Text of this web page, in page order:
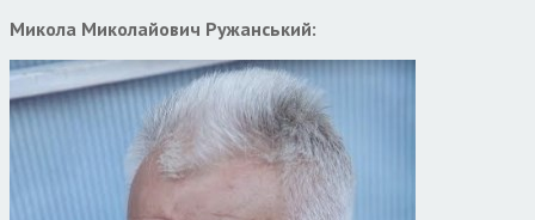
Микола Миколайович Ружанський: